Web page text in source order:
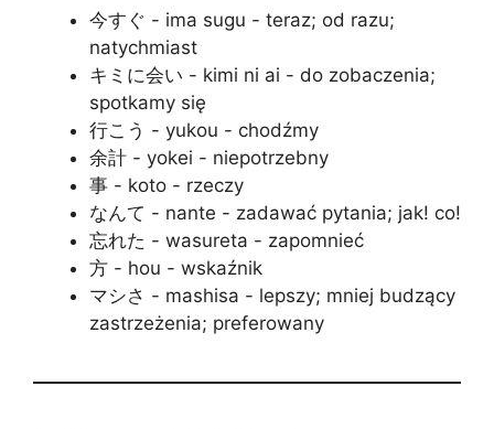
今すぐ - ima sugu - teraz; od razu;
natychmiast
キミに会い - kimi ni ai - do zobaczenia;
spotkamy się
行こう - yukou - chodźmy
余計 - yokei - niepotrzebny
事 - koto - rzeczy
なんて - nante - zadawać pytania; jak! co!
忘れた - wasureta - zapomnieć
方 - hou - wskaźnik
マシさ - mashisa - lepszy; mniej budzący
zastrzeżenia; preferowany